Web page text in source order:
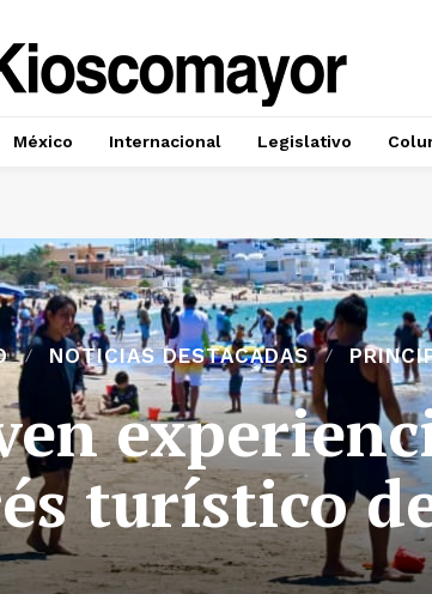
México Internacional Legislativo
NOTICIAS DESTACADAS
turístico